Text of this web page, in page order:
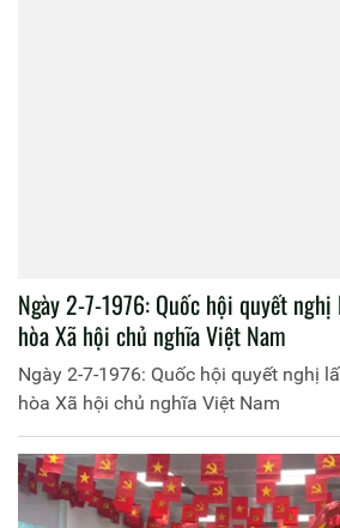
Ngày 2-7-1976: Quốc hội quyết
hòa Xã hội chủ nghĩa Việt Nam
Ngày 2-7-1976: Quốc hội quyết nghị
hòa Xã hội chủ nghĩa Việt Nam